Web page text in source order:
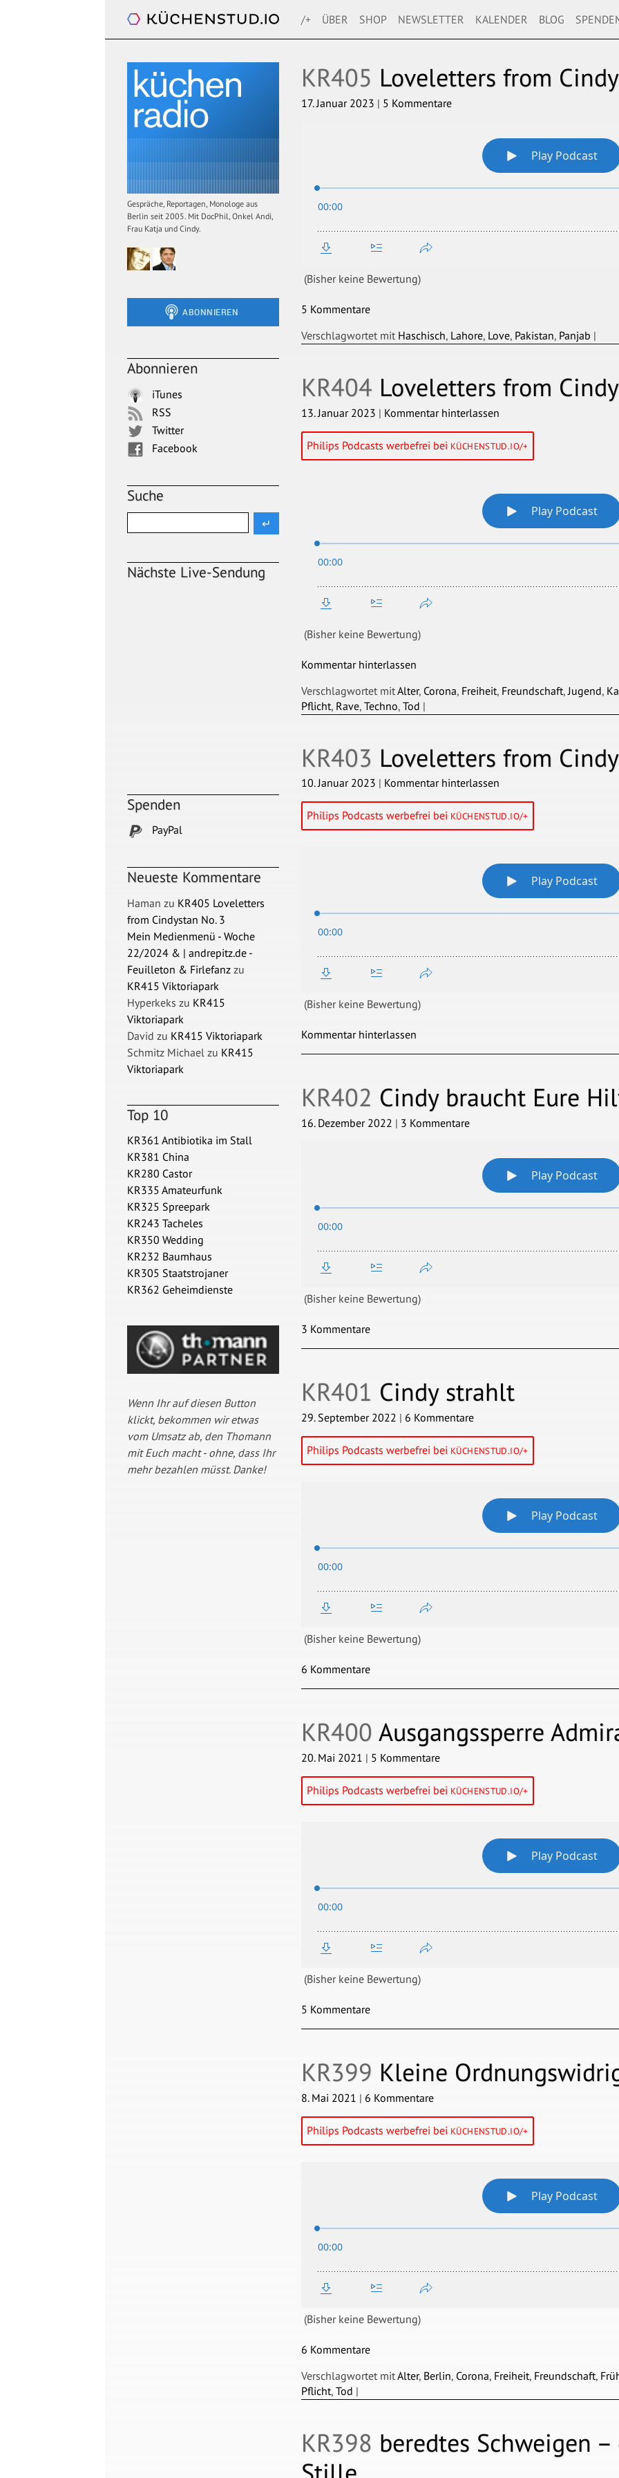
Küchenradio
/+ ÜBER SHOP NEWSLETTER KALENDER BLOG
KR405 Loveletters from
17. Januar 2023 | 5 Kommentare
(Bisher keine Bewertung)
5 Kommentare
Verschlagwortet mit Haschisch, Lahore, Love, Pakistan, Panjab |
KR404 Loveletters from
13. Januar 2023 | Kommentar hinterlassen
Philips Podcasts werbefrei bei KÜCHENSTUD.IO/+
(Bisher keine Bewertung)
Kommentar hinterlassen
Verschlagwortet mitAlter, Corona, Freiheit, Freundschaft, Jugend,
Pflicht, Rave, Techno, Tod |
KR403 Loveletters from
10. Januar 2023 | Kommentar hinterlassen
Philips Podcasts werbefrei bei KÜCHENSTUD.IO/+
(Bisher keine Bewertung)
Kommentar hinterlassen
KR402 Cindy braucht Eure
16. Dezember 2022 | 3 Kommentare
(Bisher keine Bewertung)
3 Kommentare
KR401 Cindy strahlt
29. September 2022 | 6 Kommentare
Philips Podcasts werbefrei bei KÜCHENSTUD.IO/+
(Bisher keine Bewertung)
6 Kommentare
KR400 Ausgangssperre
20. Mai 2021 | 5 Kommentare
Philips Podcasts werbefrei bei KÜCHENSTUD.IO/+
(Bisher keine Bewertung)
5 Kommentare
KR399 Kleine
8. Mai 2021 | 6 Kommentare
Philips Podcasts werbefrei bei KÜCHENSTUD.IO/+
(Bisher keine Bewertung)
6 Kommentare
Verschlagwortet mitAlter, Berlin, Corona, Freiheit, Freundschaft,
Pflicht, Tod |
KR398 beredtes Schweigen
Gespräche, Reportagen, Monologe aus
Berlin seit 2005. Mit DocPhil, Onkel Andi,
Frau Katja und Cindy.
Abonnieren
iTunes
RSS
Twitter
Facebook
Suche
Nächste Live-Sendung
Spenden
PayPal
Neueste Kommentare
Haman zu KR405 Loveletters
from Cindystan No. 3
Mein Medienmenü - Woche
22/2024 & | andrepitz.de -
Feuilleton & Firlefanz zu
KR415 Viktoriapark
Hyperkeks zu KR415
Viktoriapark
David zu KR415 Viktoriapark
Schmitz Michael zu KR415
Viktoriapark
Top 10
KR361 Antibiotika im Stall
KR381 China
KR280 Castor
KR335 Amateurfunk
KR325 Spreepark
KR243 Tacheles
KR350 Wedding
KR232 Baumhaus
KR305 Staatstrojaner
KR362 Geheimdienste
Wenn Ihr auf diesen Button
klickt, bekommen wir etwas
vom Umsatz ab, den Thomann
mit Euch macht - ohne, dass Ihr
mehr bezahlen müsst. Danke!